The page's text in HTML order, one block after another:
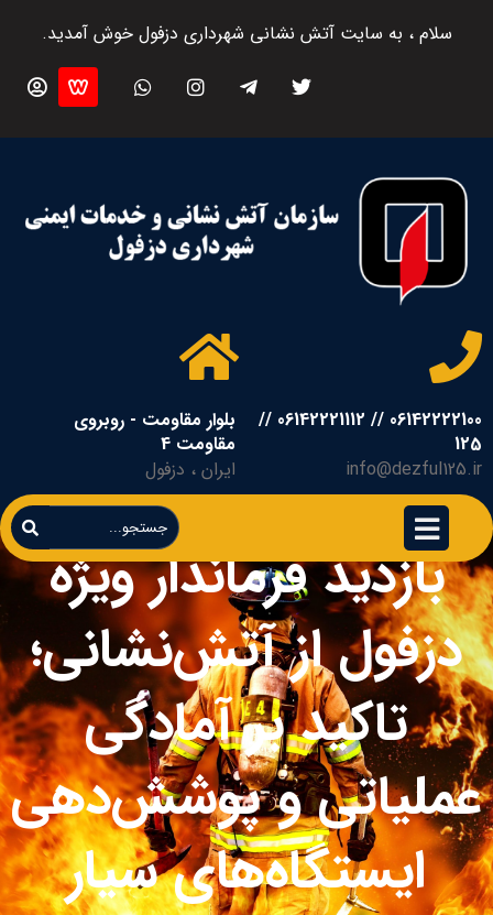
سلام ، به سایت آتش نشانی شهرداری دزفول خوش آمدید.
06142222100 // 06142221112 //
125
info@dezful125.ir
بلوار مقاومت - روبروی
مقاومت 4
ایران ، دزفول
بازدید فرماندار ویژه
دزفول از آتش‌نشانی؛
تاکید بر آمادگی
عملیاتی و پوشش‌دهی
ایستگاه‌های سیار